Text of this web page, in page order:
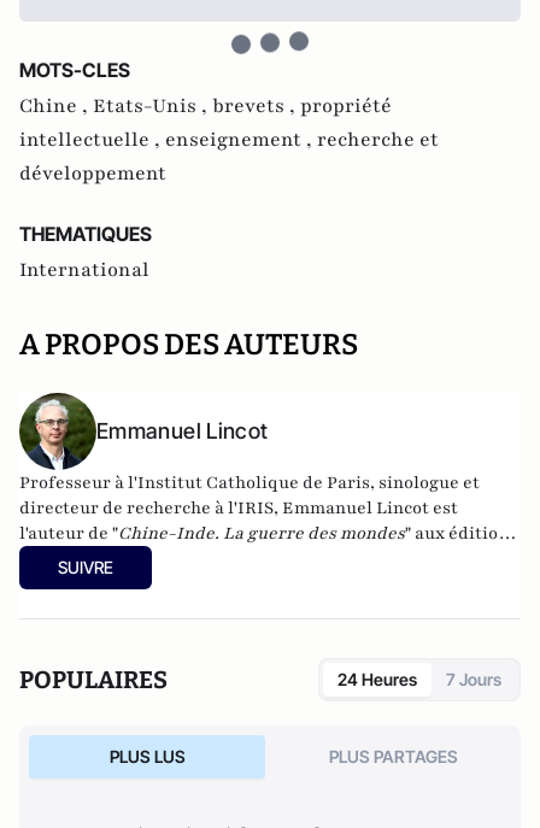
MOTS-CLES
Chine , Etats-Unis , brevets , propriété
intellectuelle , enseignement , recherche et
développement
THEMATIQUES
International
A PROPOS DES AUTEURS
Emmanuel Lincot
Professeur à l'Institut Catholique de Paris, sinologue et
directeur de recherche à l'IRIS, Emmanuel Lincot est
l'auteur de "Chine-Inde. La guerre des mondes" aux éditions
Le Cerf (à paraître le 27 février).
SUIVRE
POPULAIRES 24 Heures 7 Jours
PLUS LUS PLUS PARTAGES